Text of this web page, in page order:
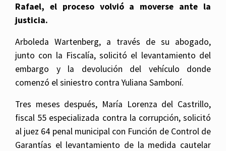
Rafael, el proceso volvió a moverse ante la
justicia.
Arboleda Wartenberg, a través de su abogado,
junto con la Fiscalía, solicitó el levantamiento del
embargo y la devolución del vehículo donde
comenzó el siniestro contra Yuliana Samboní.
Tres meses después, María Lorenza del Castrillo,
fiscal 55 especializada contra la corrupción, solicitó
al juez 64 penal municipal con Función de Control de
Garantías el levantamiento de la medida cautelar